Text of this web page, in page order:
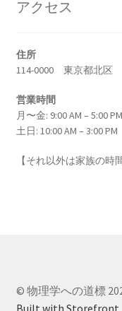
エヴァリス
アクセス
住所
114-0000 東京都北区
営業時間
月〜金: 9:00 AM – 5:00 PM
土日: 10:00 AM – 3:00 PM
【それ以外は家族の時間
© 物理学への道標